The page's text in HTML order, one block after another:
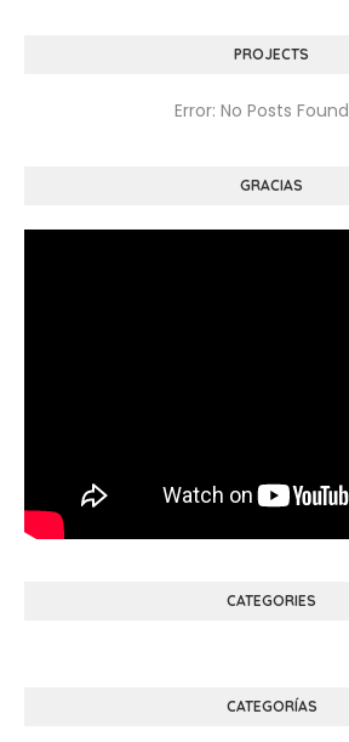
PROJECTS
Error: No Posts Found
GRACIAS
CATEGORIES
CATEGORÍAS